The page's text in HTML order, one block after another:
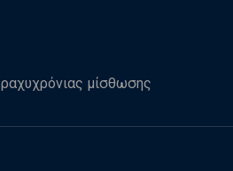
μίσθωσης